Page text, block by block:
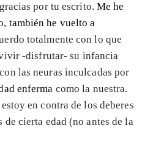
por tu escrito. Me he
también he vuelto a
totalmente con lo que
-disfrutar- su infancia
las neuras inculcadas por
enferma como la nuestra.
en contra de los deberes
de cierta edad (no antes de la